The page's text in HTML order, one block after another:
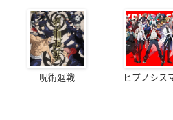
呪術廻戦 ヒプノシス